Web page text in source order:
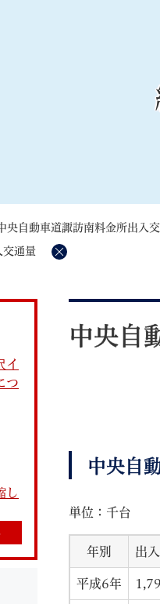
町づくり
文字サイズ
央自動車道諏訪南料金所出入
交通量
削
文
中央自
中央自
単位：千台
年別 出
平成6年
イ
つ
し